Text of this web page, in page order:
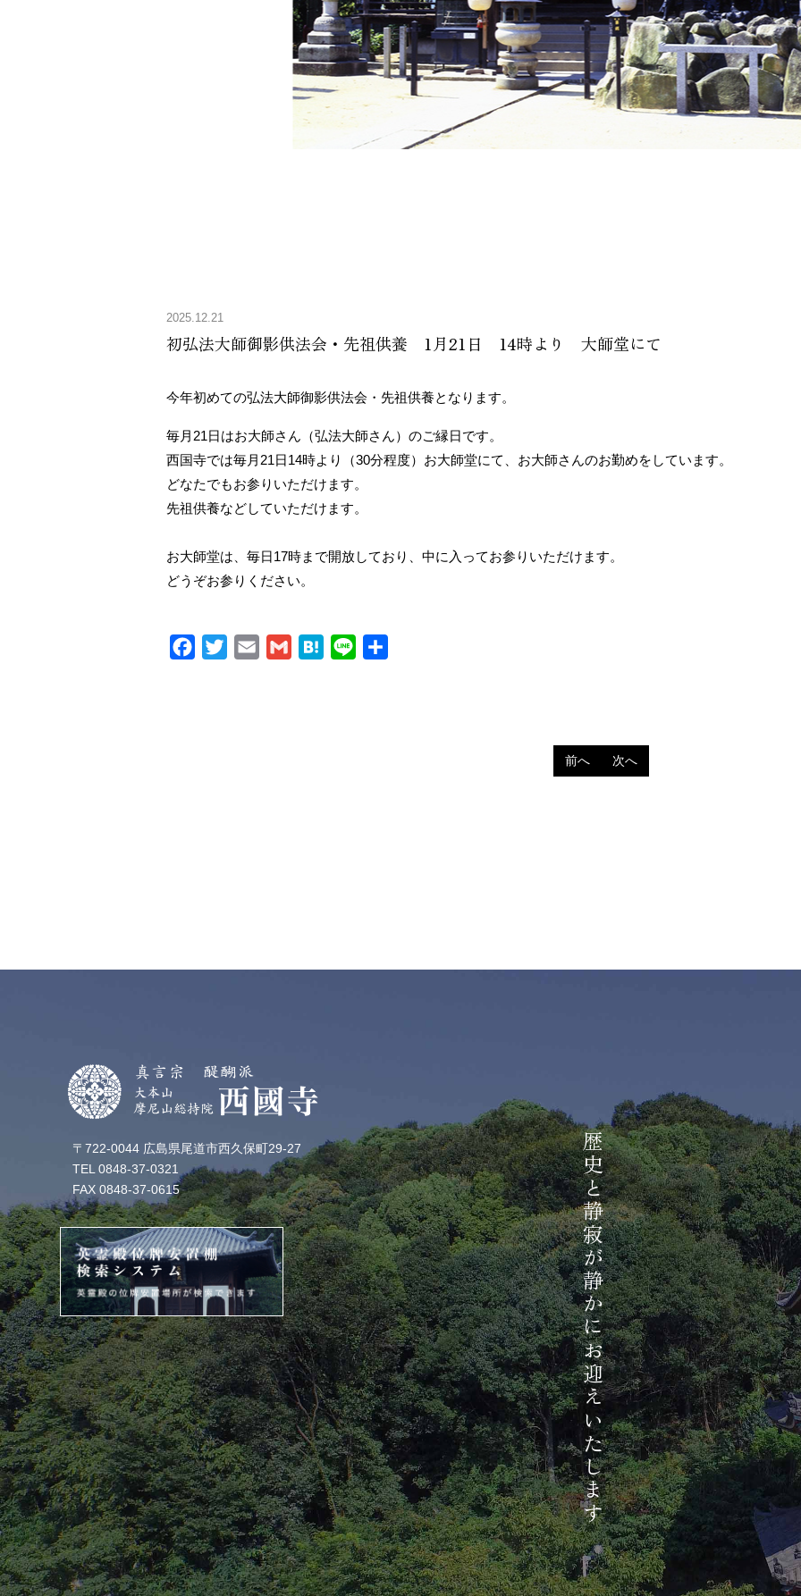
2025.12.21
初弘法大師御影供法会・先祖供養 1月21日 14時より 大師堂にて
今年初めての弘法大師御影供法会・先祖供養となります。
毎月21日はお大師さん（弘法大師さん）のご縁日です。
西国寺では毎月21日14時より（30分程度）お大師堂にて、お大師さんのお勤めをしています。
どなたでもお参りいただけます。
先祖供養などしていただけます。
お大師堂は、毎日17時まで開放しており、中に入ってお参りいただけます。
どうぞお参りください。
Facebook
Twitter Email Gmail HatenaLine
前へ 次へ
歴史と静寂が静かにお迎えいたします
〒722-0044 広島県尾道市西久保町29-27
TEL 0848-37-0321
FAX 0848-37-0615